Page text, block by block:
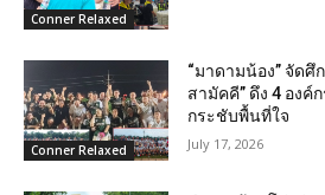
Conner Relaxed
Conner Relaxed
“มาดามน้อง” จัดศึ
สามัคคี” ดึง 4 อง
กระชับพื้นที่ใจ
July 17, 2026